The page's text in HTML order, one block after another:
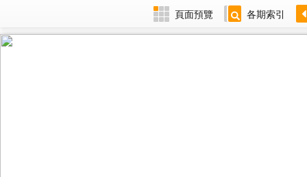
頁面預覽 各期索引